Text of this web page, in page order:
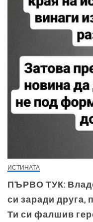
ИСТИНАТА
ПЪРВО ТУК:
си заради друга,
Ти си фалшив